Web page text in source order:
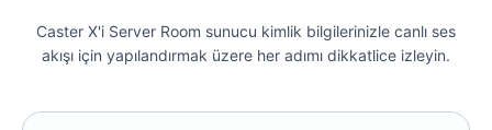
Caster X'i Server Room sunucu kimlik bilgilerinizle canlı ses
akışı için yapılandırmak üzere her adımı dikkatlice izleyin.